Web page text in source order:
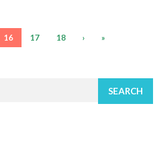
16 17 18 › »
SEARCH